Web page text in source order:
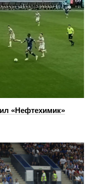
«Нефтехимик»